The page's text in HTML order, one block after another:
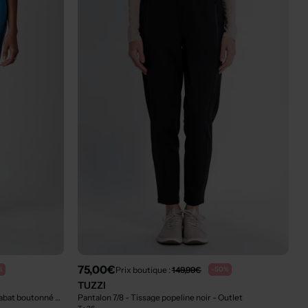
Pantalon 7/8 - Fermeture zippée sous rabat boutonné bleu - Outlet
75,00€Prix boutique : 149,99€ -50%
TUZZI
Pantalon 7/8 - Tissage popeline noir - Outlet